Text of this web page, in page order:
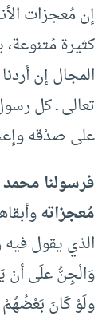
إن مُعجزات
كثيرة
المجال إن
تعالى ـ كل
على صدْقه
فرسولنا محمد
مُعجزاته
الذي يقول
وَالْجِنُّ علَى أنْ